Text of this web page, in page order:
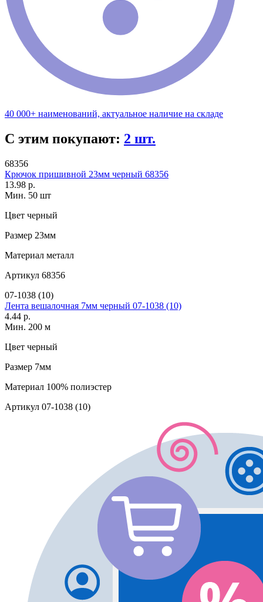
40 000+ наименований, актуальное наличие на складе
С этим покупают: 2 шт.
68356
Крючок пришивной 23мм черный 68356
13.98 р.
Мин. 50 шт
Цвет черный
Размер 23мм
Материал металл
Артикул 68356
07-1038 (10)
Лента вешалочная 7мм черный 07-1038 (10)
4.44 р.
Мин. 200 м
Цвет черный
Размер 7мм
Материал 100% полиэстер
Артикул 07-1038 (10)